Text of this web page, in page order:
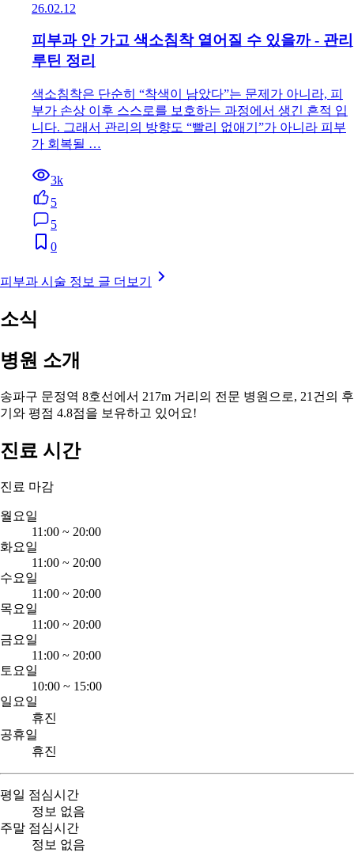
26.02.12
피부과 안 가고 색소침착 옅어질 수 있을까 - 관리
루틴 정리
색소침착은 단순히 “착색이 남았다”는 문제가 아니라, 피
부가 손상 이후 스스로를 보호하는 과정에서 생긴 흔적 입
니다. 그래서 관리의 방향도 “빨리 없애기”가 아니라 피부
가 회복될 …
3k
5
5
0
피부과 시술 정보 글 더보기
소식
병원 소개
송파구 문정역 8호선에서 217m 거리의 전문 병원으로, 21건의 후
기와 평점 4.8점을 보유하고 있어요!
진료 시간
진료 마감
월요일
11:00 ~ 20:00
화요일
11:00 ~ 20:00
수요일
11:00 ~ 20:00
목요일
11:00 ~ 20:00
금요일
11:00 ~ 20:00
토요일
10:00 ~ 15:00
일요일
휴진
공휴일
휴진
평일 점심시간
정보 없음
주말 점심시간
정보 없음